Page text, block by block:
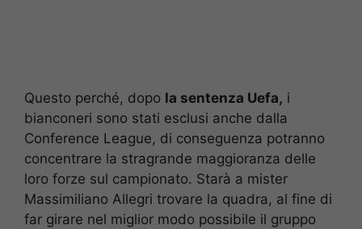
Questo perché, dopo la sentenza Uefa, i
bianconeri sono stati esclusi anche dalla
Conference League, di conseguenza potranno
concentrare la stragrande maggioranza delle
loro forze sul campionato. Starà a mister
Massimiliano Allegri trovare la quadra, al fine di
far girare nel miglior modo possibile il gruppo